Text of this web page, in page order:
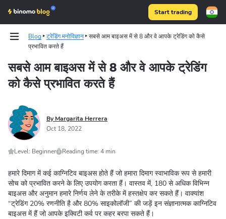
Start trading
Blog ट्रेडिंग मनोविज्ञान
सबसे आम बाइअस में से 8 और वे आपके ट्रेडिंग को कैसे
प्रभावित करते हैं
Binomo on Telegram
सबसे आम बाइअस में से 8 और वे आपके ट्रेडिंग
को कैसे प्रभावित करते हैं
By Margarita Herrera
Oct 18, 2022
Level: Beginner Reading time: 4 min
हमारे दिमाग में कई काग्निटिव बाइअस होते हैं जो हमारा दिमाग स्वाभाविक रूप से हमारी
सोच को प्रभावित करने के लिए उपयोग करता हैं। वास्तव में, 180 से अधिक विभिन्न
बाइअस और अनुमान हमारे निर्णय लेने के तरीके में हस्तक्षेप कर सकते हैं। वाक्यांश
“ट्रेडिंग 20% रणनीति है और 80% साइकोलॉजी” की जड़ें इन संज्ञानात्मक काग्निटिव
बाइअस में हैं जो आपके इक्विटी कर्व पर कहर बरपा सकते हैं।